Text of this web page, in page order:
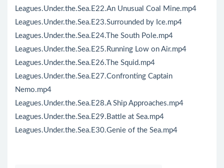
Leagues.Under.the.Sea.E22.An Unusual Coal Mine.mp4
Leagues.Under.the.Sea.E23.Surrounded by Ice.mp4
Leagues.Under.the.Sea.E24.The South Pole.mp4
Leagues.Under.the.Sea.E25.Running Low on Air.mp4
Leagues.Under.the.Sea.E26.The Squid.mp4
Leagues.Under.the.Sea.E27.Confronting Captain
Nemo.mp4
Leagues.Under.the.Sea.E28.A Ship Approaches.mp4
Leagues.Under.the.Sea.E29.Battle at Sea.mp4
Leagues.Under.the.Sea.E30.Genie of the Sea.mp4